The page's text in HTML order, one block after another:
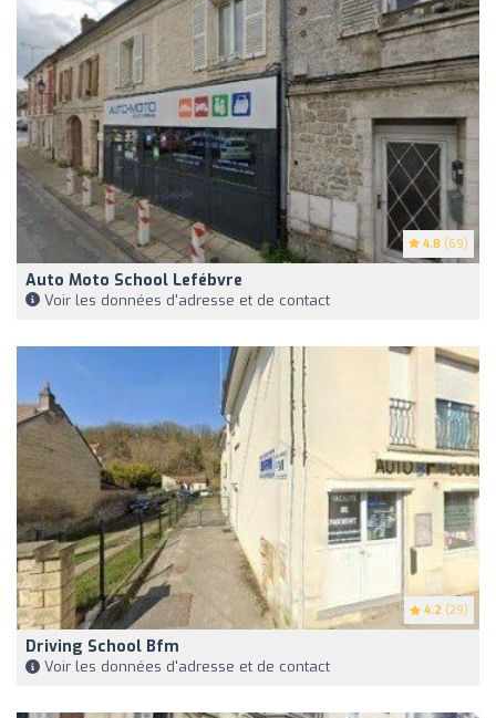
4.8 (69)
Auto Moto School Lefébvre
Voir les données d'adresse et de contact
4.2 (29)
Driving School Bfm
Voir les données d'adresse et de contact